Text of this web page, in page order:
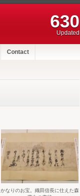
630
Updated
Contact
かなりのお宝。織田信長に仕えた森